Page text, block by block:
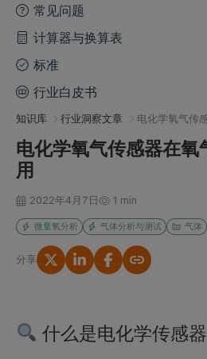
常见问题
计算器与换算表
标准
行业白皮书
知识库 行业洞察文章 电化学氧气传
电化学氧气传感器在氧
用
2022年4月7日 1 min
微量氧分析 气体分析与测试 气体
分享 复制链接
什么是电化学传感器